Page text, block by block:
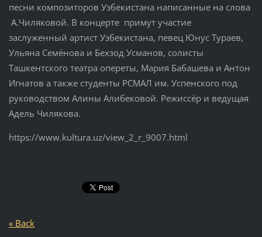
песни композиторов Узбекистана написанные на слова
А.Чиляковой. В концерте примут участие
заслуженный артист Узбекистана, певец Юнус Тураев,
Ульяна Семёнова и Бехзод Усманов, солисты
Ташкентского театра опереты, Мария Бабашева и Антон
Игнатов а также студенты РСМАЛ им. Успенского под
руководством Алины Алибековой. Режиссёр и ведущая
Адель Чилякова.
https://www.kultura.uz/view_2_r_9007.html
« Back